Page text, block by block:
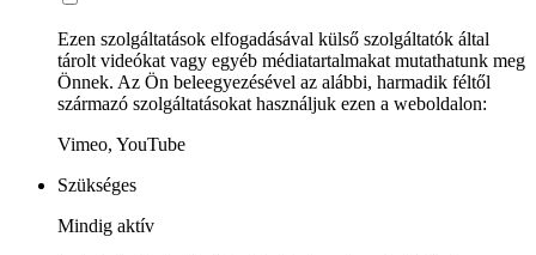
Ezen szolgáltatások elfogadásával külső szolgáltatók által
tárolt videókat vagy egyéb médiatartalmakat mutathatunk meg
Önnek. Az Ön beleegyezésével az alábbi, harmadik féltől
származó szolgáltatásokat használjuk ezen a weboldalon:
Vimeo, YouTube
Szükséges
Mindig aktív